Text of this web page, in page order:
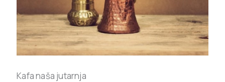
Kafa naša jutarnja